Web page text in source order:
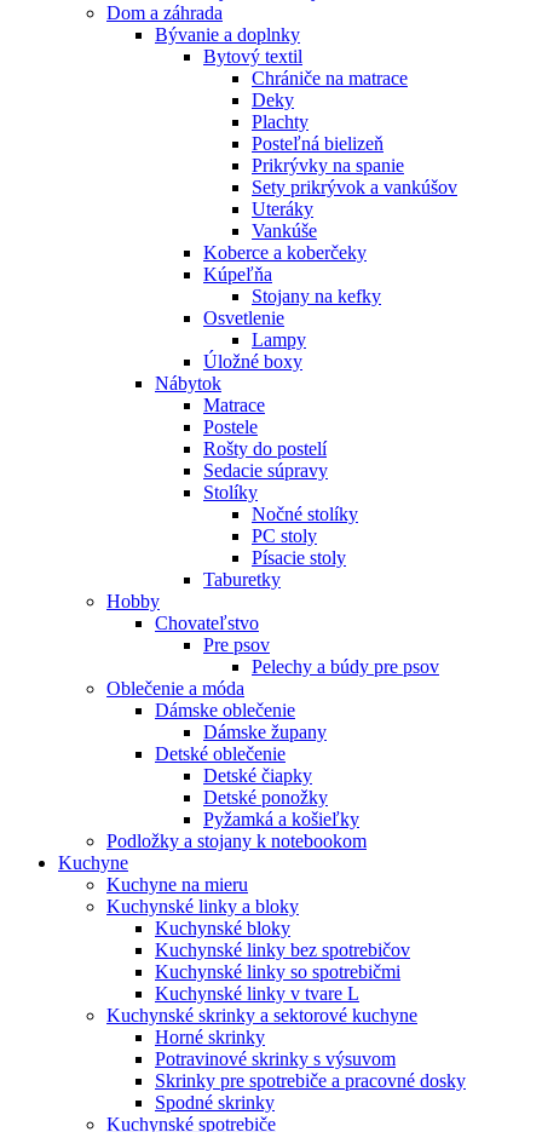
Dom a záhrada
Bývanie a doplnky
Bytový textil
Chrániče na matrace
Deky
Plachty
Posteľná bielizeň
Prikrývky na spanie
Sety prikrývok a vankúšov
Uteráky
Vankúše
Koberce a koberčeky
Kúpeľňa
Stojany na kefky
Osvetlenie
Lampy
Úložné boxy
Nábytok
Matrace
Postele
Rošty do postelí
Sedacie súpravy
Stolíky
Nočné stolíky
PC stoly
Písacie stoly
Taburetky
Hobby
Chovateľstvo
Pre psov
Pelechy a búdy pre psov
Oblečenie a móda
Dámske oblečenie
Dámske župany
Detské oblečenie
Detské čiapky
Detské ponožky
Pyžamká a košieľky
Podložky a stojany k notebookom
Kuchyne
Kuchyne na mieru
Kuchynské linky a bloky
Kuchynské bloky
Kuchynské linky bez spotrebičov
Kuchynské linky so spotrebičmi
Kuchynské linky v tvare L
Kuchynské skrinky a sektorové kuchyne
Horné skrinky
Potravinové skrinky s výsuvom
Skrinky pre spotrebiče a pracovné dosky
Spodné skrinky
Kuchynské spotrebiče